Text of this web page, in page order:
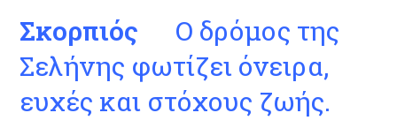
Σκορπιός Ο δρόμος της
Σελήνης φωτίζει όνειρα,
ευχές και στόχους ζωής.